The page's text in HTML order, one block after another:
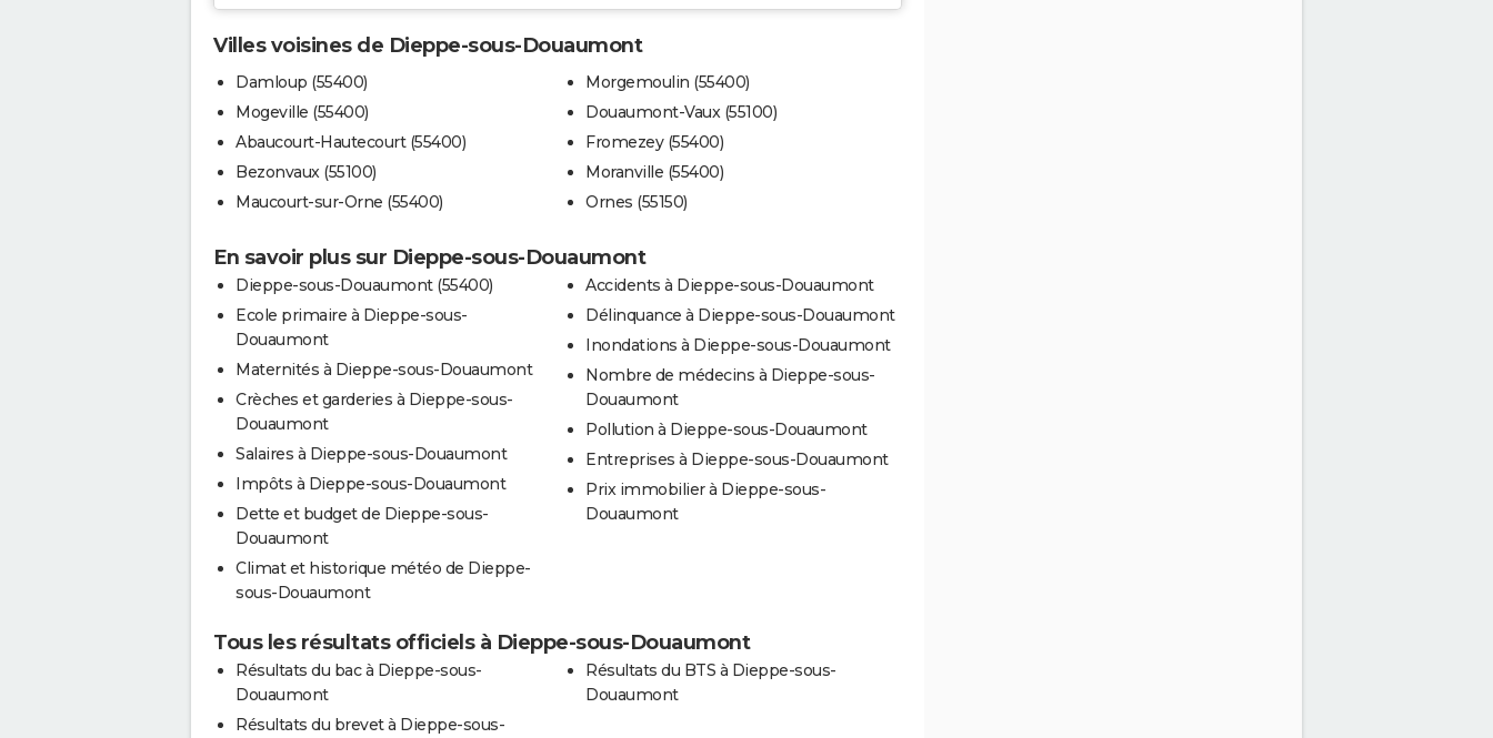
Villes voisines de Dieppe-sous-Douaumont
Damloup (55400)
Mogeville (55400)
Abaucourt-Hautecourt (55400)
Bezonvaux (55100)
Maucourt-sur-Orne (55400)
Morgemoulin (55400)
Douaumont-Vaux (55100)
Fromezey (55400)
Moranville (55400)
Ornes (55150)
En savoir plus sur Dieppe-sous-Douaumont
Dieppe-sous-Douaumont (55400)
Ecole primaire à Dieppe-sous-
Douaumont
Maternités à Dieppe-sous-Douaumont
Crèches et garderies à Dieppe-sous-
Douaumont
Salaires à Dieppe-sous-Douaumont
Impôts à Dieppe-sous-Douaumont
Dette et budget de Dieppe-sous-
Douaumont
Climat et historique météo de Dieppe-
sous-Douaumont
Accidents à Dieppe-sous-Douaumont
Délinquance à Dieppe-sous-Douaumont
Inondations à Dieppe-sous-Douaumont
Nombre de médecins à Dieppe-sous-
Douaumont
Pollution à Dieppe-sous-Douaumont
Entreprises à Dieppe-sous-Douaumont
Prix immobilier à Dieppe-sous-
Douaumont
Tous les résultats officiels à Dieppe-sous-Douaumont
Résultats du bac à Dieppe-sous-
Douaumont
Résultats du brevet à Dieppe-sous-
Résultats du BTS à Dieppe-sous-
Douaumont